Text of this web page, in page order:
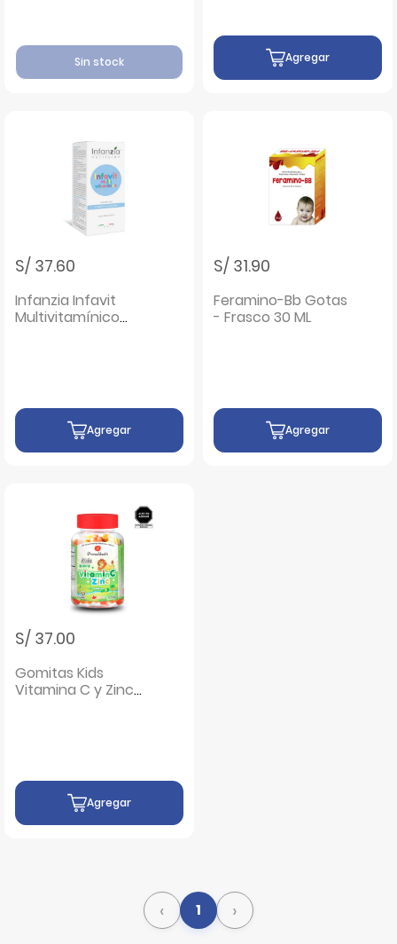
Sin stock Agregar
S/ 37.60
Infanzia Infavit
Multivitamínico
Agregar
S/ 31.90
Feramino-Bb Gotas
- Frasco 30 ML
Agregar
S/ 37.00
Gomitas Kids
Vitamina C y Zinc
Agregar
‹ 1 ›